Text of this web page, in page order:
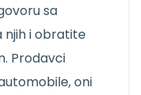
sa
njih i obratite
Prodavci
oni